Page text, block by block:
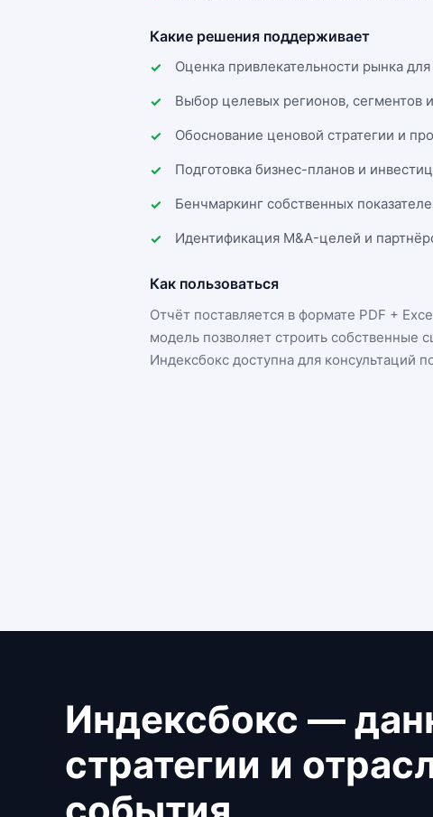
Какие решения поддерживает
Оценка привлекательности рынка
Выбор целевых регионов, сегментов
Обоснование ценовой стратегии и
Подготовка бизнес-планов и
Бенчмаркинг собственных
Идентификация M&A-целей и
Как пользоваться
Отчёт поставляется в формате PDF +
модель позволяет строить собственные
Индексбокс доступна для консультаций
Индексбокс —
стратегии и